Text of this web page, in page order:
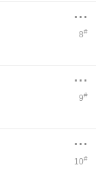
...
8#
...
9#
...
10#